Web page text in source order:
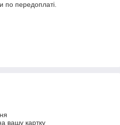
по передоплаті.
вашу картку